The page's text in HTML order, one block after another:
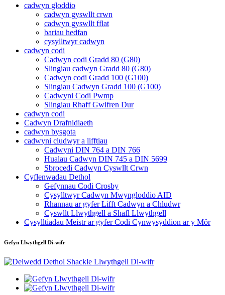
cadwyn gloddio
cadwyn gyswllt crwn
cadwyn gyswllt fflat
bariau hedfan
cysylltwyr cadwyn
cadwyn codi
Cadwyn codi Gradd 80 (G80)
Slingiau cadwyn Gradd 80 (G80)
Cadwyn codi Gradd 100 (G100)
Slingiau Cadwyn Gradd 100 (G100)
Cadwyni Codi Pwmp
Slingiau Rhaff Gwifren Dur
cadwyn codi
Cadwyn Drafnidiaeth
cadwyn bysgota
cadwyni cludwyr a lifftiau
Cadwyni DIN 764 a DIN 766
Hualau Cadwyn DIN 745 a DIN 5699
Sbrocedi Cadwyn Cyswllt Crwn
Cyflenwadau Dethol
Gefynnau Codi Crosby
Cysylltwyr Cadwyn Mwyngloddio AID
Rhannau ar gyfer Lifft Cadwyn a Chludwr
Cyswllt Llwythgell a Shafl Llwythgell
Cysylltiadau Meistr ar gyfer Codi Cynwysyddion ar y Môr
Gefyn Llwythgell Di-wifr